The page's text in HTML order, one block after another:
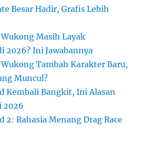
Besar Hadir, Grafis Lebih
Masih Layak
2026? Ini Jawabannya
Tambah Karakter Baru,
Muncul?
Kembali Bangkit, Ini Alasan
2026
2: Rahasia Menang Drag Race